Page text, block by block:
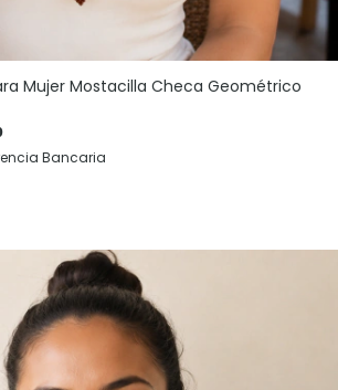
Mujer Mostacilla Checa Geométrico
Bancaria